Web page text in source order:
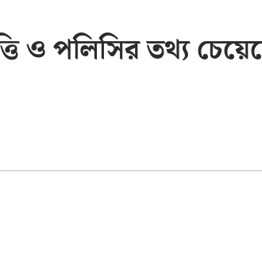
ও পলিসির তথ্য